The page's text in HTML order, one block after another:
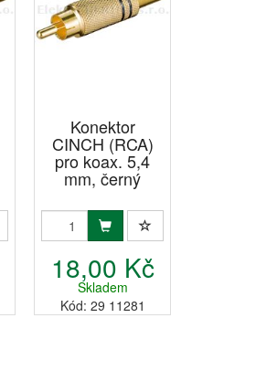
Konektor
CINCH (RCA)
pro koax. 5,4
mm, černý
18,00 Kč
Skladem
Kód: 29 11281